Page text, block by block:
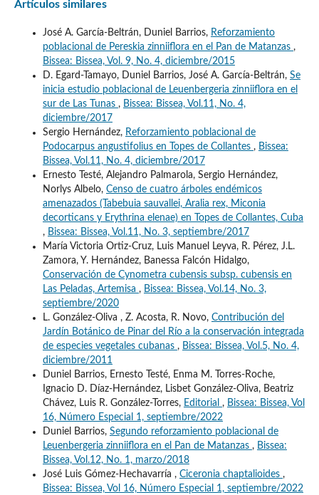
Artículos similares
José A. García-Beltrán, Duniel Barrios, Reforzamiento
poblacional de Pereskia zinniiflora en el Pan de Matanzas ,
Bissea: Bissea, Vol. 9, No. 4, diciembre/2015
D. Egard-Tamayo, Duniel Barrios, José A. García-Beltrán, Se
inicia estudio poblacional de Leuenbergeria zinniiflora en el
sur de Las Tunas , Bissea: Bissea, Vol.11, No. 4,
diciembre/2017
Sergio Hernández, Reforzamiento poblacional de
Podocarpus angustifolius en Topes de Collantes , Bissea:
Bissea, Vol.11, No. 4, diciembre/2017
Ernesto Testé, Alejandro Palmarola, Sergio Hernández,
Norlys Albelo, Censo de cuatro árboles endémicos
amenazados (Tabebuia sauvallei, Aralia rex, Miconia
decorticans y Erythrina elenae) en Topes de Collantes, Cuba
, Bissea: Bissea, Vol.11, No. 3, septiembre/2017
María Victoria Ortiz-Cruz, Luis Manuel Leyva, R. Pérez, J.L.
Zamora, Y. Hernández, Banessa Falcón Hidalgo,
Conservación de Cynometra cubensis subsp. cubensis en
Las Peladas, Artemisa , Bissea: Bissea, Vol.14, No. 3,
septiembre/2020
L. González-Oliva , Z. Acosta, R. Novo, Contribución del
Jardín Botánico de Pinar del Río a la conservación integrada
de especies vegetales cubanas , Bissea: Bissea, Vol.5, No. 4,
diciembre/2011
Duniel Barrios, Ernesto Testé, Enma M. Torres-Roche,
Ignacio D. Díaz-Hernández, Lisbet González-Oliva, Beatriz
Chávez, Luis R. González-Torres, Editorial , Bissea: Bissea, Vol
16, Número Especial 1, septiembre/2022
Duniel Barrios, Segundo reforzamiento poblacional de
Leuenbergeria zinniiflora en el Pan de Matanzas , Bissea:
Bissea, Vol.12, No. 1, marzo/2018
José Luis Gómez-Hechavarría , Ciceronia chaptalioides ,
Bissea: Bissea, Vol 16, Número Especial 1, septiembre/2022